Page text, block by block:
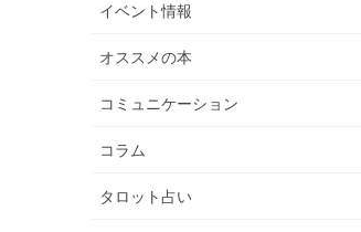
イベント情報
オススメの本
コミュニケーション
コラム
タロット占い